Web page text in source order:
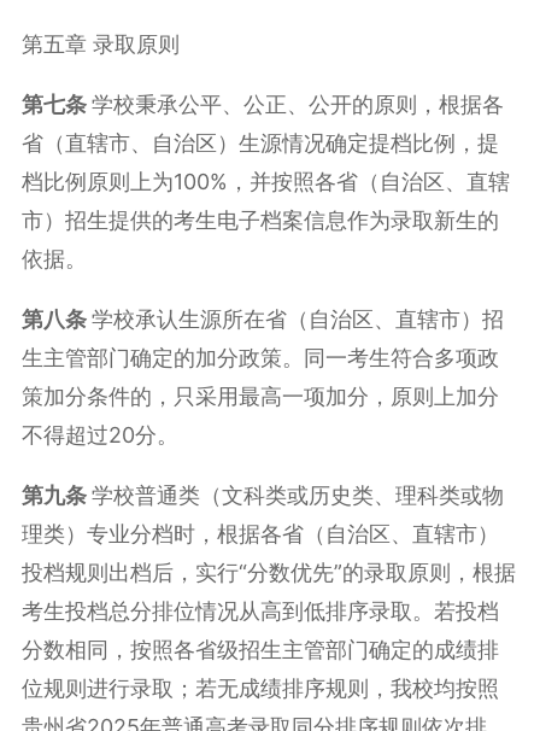
第五章 录取原则
第七条学校秉承公平、公正、公开的原则，根据各
省（直辖市、自治区）生源情况确定提档比例，提
档比例原则上为100%，并按照各省（自治区、直辖
市）招生提供的考生电子档案信息作为录取新生的
依据。
第八条学校承认生源所在省（自治区、直辖市）招
生主管部门确定的加分政策。同一考生符合多项政
策加分条件的，只采用最高一项加分，原则上加分
不得超过20分。
第九条学校普通类（文科类或历史类、理科类或物
理类）专业分档时，根据各省（自治区、直辖市）
投档规则出档后，实行“分数优先”的录取原则，根据
考生投档总分排位情况从高到低排序录取。若投档
分数相同，按照各省级招生主管部门确定的成绩排
位规则进行录取；若无成绩排序规则，我校均按照